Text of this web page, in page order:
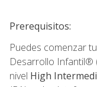
Prerequisitos:
Puedes comenzar
Desarrollo Infantil®
nivel High